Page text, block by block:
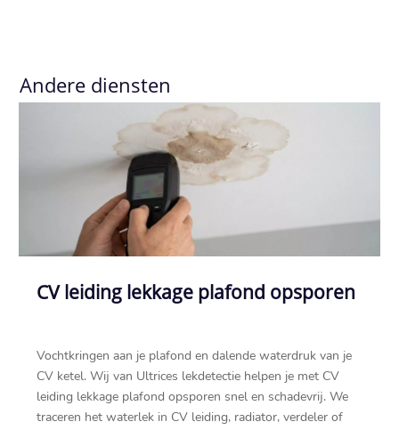
Andere diensten
CV leiding lekkage plafond opsporen
Vochtkringen aan je plafond en dalende waterdruk van je
CV ketel.​ Wij van Ultrices lekdetectie helpen je met CV
leiding lekkage plafond opsporen snel en schadevrij.​ We
traceren het waterlek in CV leiding, radiator, verdeler of